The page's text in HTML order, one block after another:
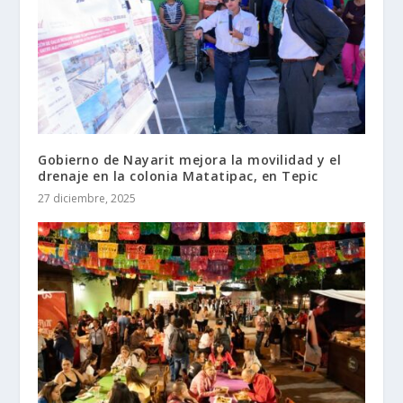
Gobierno de Nayarit mejora la movilidad y el
drenaje en la colonia Matatipac, en Tepic
27 diciembre, 2025